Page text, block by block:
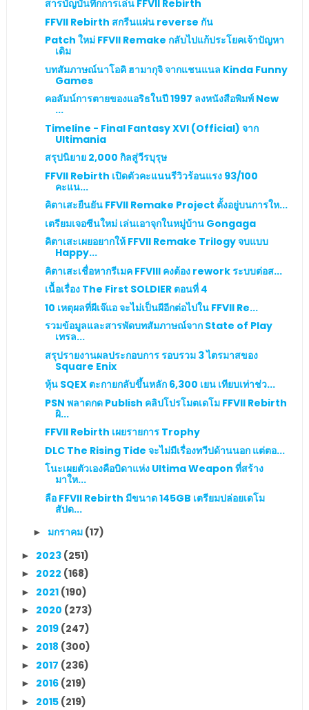
สารบัญบันทึกการเล่น FFVII Rebirth
FFVII Rebirth สกรีนแผ่น reverse กัน
Patch ใหม่ FFVII Remake กลับไปแก้ประโยคเจ้าปัญหา
เดิม
บทสัมภาษณ์นาโอคิ ฮามากุจิ จากแชนแนล Kinda Funny
Games
คอลัมน์การตายของแอริธในปี 1997 ลงหนังสือพิมพ์ New
...
Timeline - Final Fantasy XVI (Official) จาก
Ultimania
สรุปนิยาย 2,000 กิลสู่วีรบุรุษ
FFVII Rebirth เปิดตัวคะแนนรีวิวร้อนแรง 93/100
คะแน...
คิตาเสะยืนยัน FFVII Remake Project ตั้งอยู่บนการให...
เตรียมเจอซีนใหม่ เล่นเอาจุกในหมู่บ้าน Gongaga
คิตาเสะเผยอยากให้ FFVII Remake Trilogy จบแบบ
Happy...
คิตาเสะเชื่อหากรีเมค FFVIII คงต้อง rework ระบบต่อส...
เนื้อเรื่อง The First SOLDIER ตอนที่ 4
10 เหตุผลที่ผีเจ๊แอ จะไม่เป็นผีอีกต่อไปใน FFVII Re...
รวมข้อมูลและสารพัดบทสัมภาษณ์จาก State of Play
เทรล...
สรุปรายงานผลประกอบการ รอบรวม 3 ไตรมาสของ
Square Enix
หุ้น SQEX ตะกายกลับขึ้นหลัก 6,300 เยน เทียบเท่าช่ว...
PSN พลาดกด Publish คลิปโปรโมตเดโม FFVII Rebirth
ผิ...
FFVII Rebirth เผยรายการ Trophy
DLC The Rising Tide จะไม่มีเรื่องทวีปด้านนอก แต่ตอ...
โนะเผยตัวเองคือบิดาแห่ง Ultima Weapon ที่สร้าง
มาให...
ลือ FFVII Rebirth มีขนาด 145GB เตรียมปล่อยเดโม
สัปด...
► มกราคม (17)
► 2023 (251)
► 2022 (168)
► 2021 (190)
► 2020 (273)
► 2019 (247)
► 2018 (300)
► 2017 (236)
► 2016 (219)
► 2015 (219)